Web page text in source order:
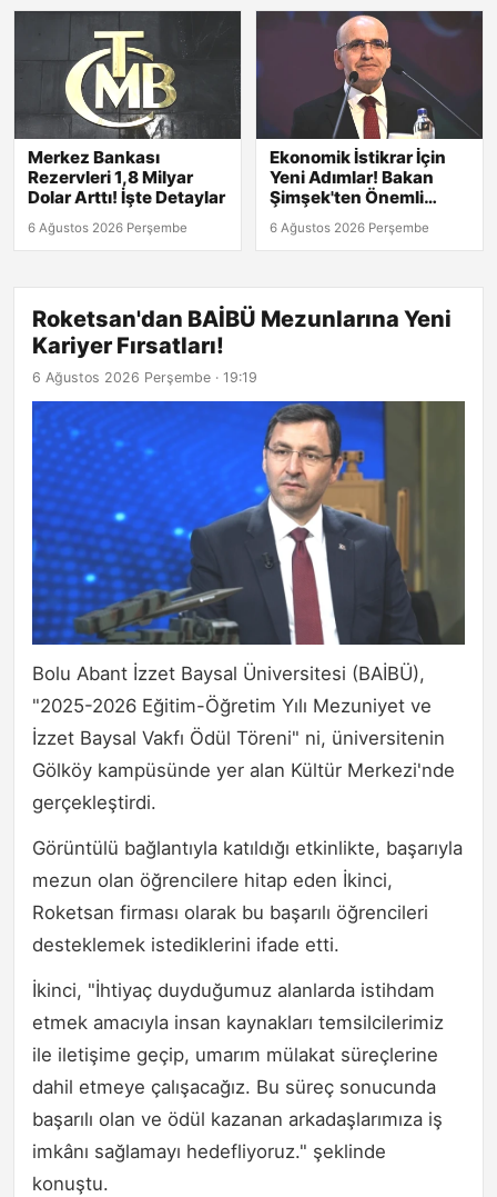
Merkez Bankası
Rezervleri 1,8 Milyar
Dolar Arttı! İşte Detaylar
6 Ağustos 2026 Perşembe
Ekonomik İstikrar İçin
Yeni Adımlar! Bakan
Şimşek'ten Önemli
Açıklamalar
6 Ağustos 2026 Perşembe
Roketsan'dan BAİBÜ Mezunlarına Yeni
Kariyer Fırsatları!
6 Ağustos 2026 Perşembe · 19:19
Bolu Abant İzzet Baysal Üniversitesi (BAİBÜ),
"2025-2026 Eğitim-Öğretim Yılı Mezuniyet ve
İzzet Baysal Vakfı Ödül Töreni" ni, üniversitenin
Gölköy kampüsünde yer alan Kültür Merkezi'nde
gerçekleştirdi.
Görüntülü bağlantıyla katıldığı etkinlikte, başarıyla
mezun olan öğrencilere hitap eden İkinci,
Roketsan firması olarak bu başarılı öğrencileri
desteklemek istediklerini ifade etti.
İkinci, "İhtiyaç duyduğumuz alanlarda istihdam
etmek amacıyla insan kaynakları temsilcilerimiz
ile iletişime geçip, umarım mülakat süreçlerine
dahil etmeye çalışacağız. Bu süreç sonucunda
başarılı olan ve ödül kazanan arkadaşlarımıza iş
imkânı sağlamayı hedefliyoruz." şeklinde
konuştu.